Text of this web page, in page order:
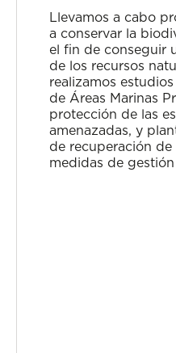
Llevamos a cabo
a conservar la
el fin de conseguir
de los recursos
realizamos
de Áreas Marinas
protección de las
amenazadas, y
de recuperación
medidas de